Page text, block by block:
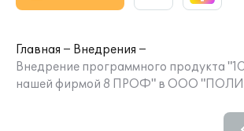
Главная
Внедрения
Внедрение программного продукта
нашей фирмой 8 ПРОФ" в ООО